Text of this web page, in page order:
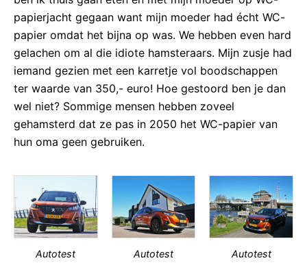
papierjacht gegaan want mijn moeder had écht WC-
papier omdat het bijna op was. We hebben even hard
gelachen om al die idiote hamsteraars. Mijn zusje had
iemand gezien met een karretje vol boodschappen
ter waarde van 350,- euro! Hoe gestoord ben je dan
wel niet? Sommige mensen hebben zoveel
gehamsterd dat ze pas in 2050 het WC-papier van
hun oma geen gebruiken.
Autotest
Autotest
Autotest